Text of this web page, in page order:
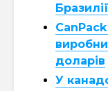
доларів
У